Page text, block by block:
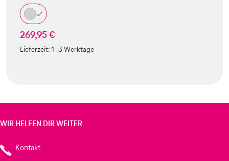
269,95 €
Lieferzeit:1-3 Werktage
WIR HELFEN DIR WEITER
Kontakt